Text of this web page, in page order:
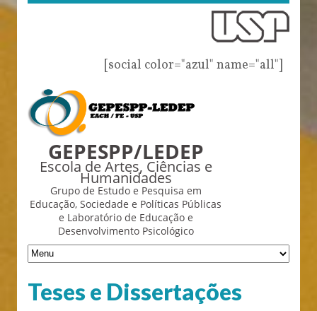
[social color="azul" name="all"]
GEPESPP/LEDEP
Escola de Artes, Ciências e
Humanidades
Grupo de Estudo e Pesquisa em
Educação, Sociedade e Políticas Públicas
e Laboratório de Educação e
Desenvolvimento Psicológico
Teses e Dissertações